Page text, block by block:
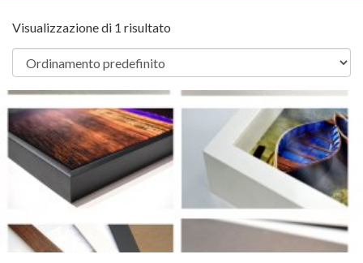
Visualizzazione di 1 risultato